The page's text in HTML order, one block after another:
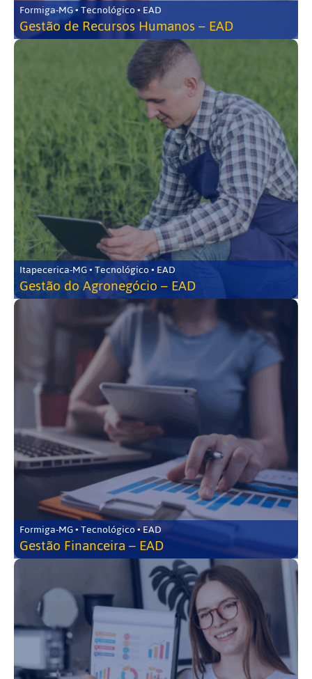
Formiga-MG • Tecnológico • EAD
Gestão de Recursos Humanos – EAD
Itapecerica-MG • Tecnológico • EAD
Gestão do Agronegócio – EAD
Formiga-MG • Tecnológico • EAD
Gestão Financeira – EAD